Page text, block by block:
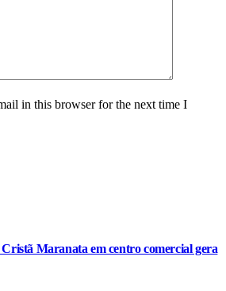
in this browser for the next time I
Maranata em centro comercial gera